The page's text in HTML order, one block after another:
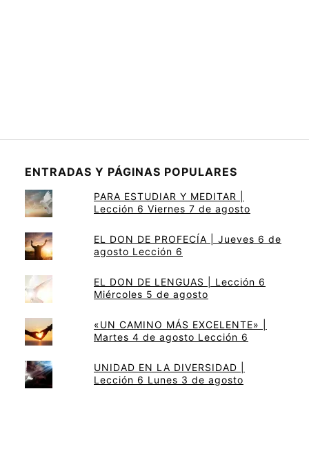
ENTRADAS Y PÁGINAS POPULARES
PARA ESTUDIAR Y MEDITAR |
Lección 6 Viernes 7 de agosto
EL DON DE PROFECÍA | Jueves 6 de
agosto Lección 6
EL DON DE LENGUAS | Lección 6
Miércoles 5 de agosto
«UN CAMINO MÁS EXCELENTE» |
Martes 4 de agosto Lección 6
UNIDAD EN LA DIVERSIDAD |
Lección 6 Lunes 3 de agosto